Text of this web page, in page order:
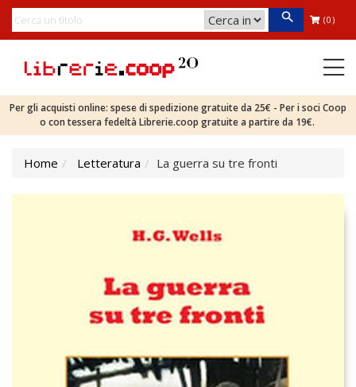
(0)
Per gli acquisti online: spese di spedizione gratuite da 25€ - Per i soci Coop
o con tessera fedeltà Librerie.coop gratuite a partire da 19€.
Home Letteratura La guerra su tre fronti